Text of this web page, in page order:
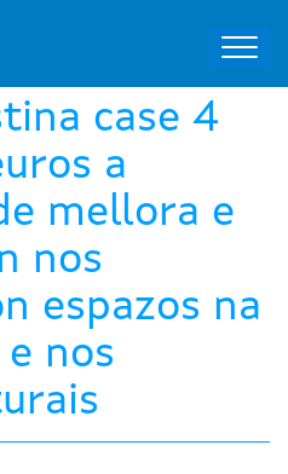
case 4
a
mellora e
nos
espazos na
nos